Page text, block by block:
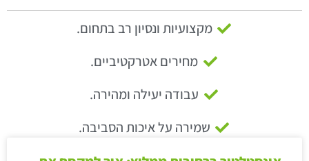
מקצועיות ונסיון רב בתחום.
מחירים אטרקטיביים.
עבודה יעילה ומהירה.
שמירה על איכות הסביבה.